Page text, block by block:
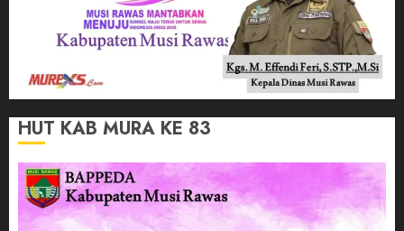
HUT KAB MURA KE 83